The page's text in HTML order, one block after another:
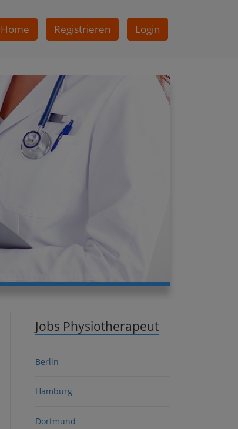
Home Registrieren Login
Jobs Physiotherapeut
Berlin
Hamburg
Dortmund